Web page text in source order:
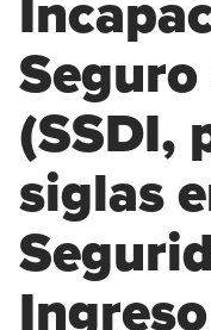
(SSDI,
siglas
Ingreso